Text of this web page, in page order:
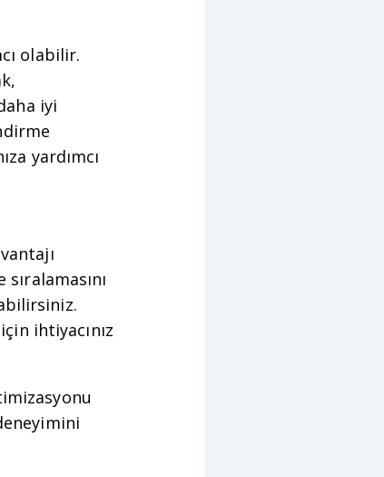
olabilir.
iyi
yardımcı
ihtiyacınız